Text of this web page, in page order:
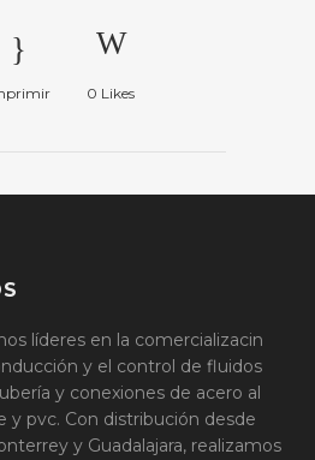
0 Likes
líderes en la comercializacin
y el control de fluidos
y conexiones de acero al
y pvc. Con distribución desde
y Guadalajara, realizamos